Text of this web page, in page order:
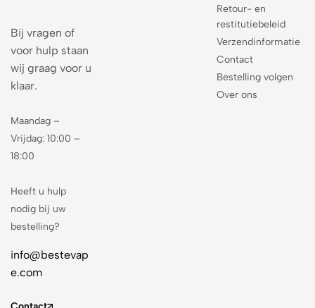
Bij vragen of
voor hulp staan
wij graag voor u
klaar.
Maandag –
Vrijdag: 10:00 –
18:00
Heeft u hulp
nodig bij uw
bestelling?
info@bestevap
e.com
Retour- en
restitutiebeleid
Verzendinformatie
Contact
Bestelling volgen
Over ons